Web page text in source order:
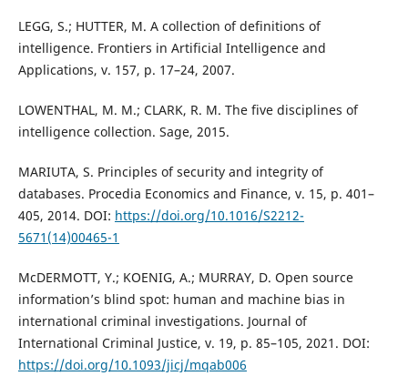
LEGG, S.; HUTTER, M. A collection of definitions of
intelligence. Frontiers in Artificial Intelligence and
Applications, v. 157, p. 17–24, 2007.
LOWENTHAL, M. M.; CLARK, R. M. The five disciplines of
intelligence collection. Sage, 2015.
MARIUTA, S. Principles of security and integrity of
databases. Procedia Economics and Finance, v. 15, p. 401–
405, 2014. DOI: https://doi.org/10.1016/S2212-
5671(14)00465-1
McDERMOTT, Y.; KOENIG, A.; MURRAY, D. Open source
information’s blind spot: human and machine bias in
international criminal investigations. Journal of
International Criminal Justice, v. 19, p. 85–105, 2021. DOI:
https://doi.org/10.1093/jicj/mqab006